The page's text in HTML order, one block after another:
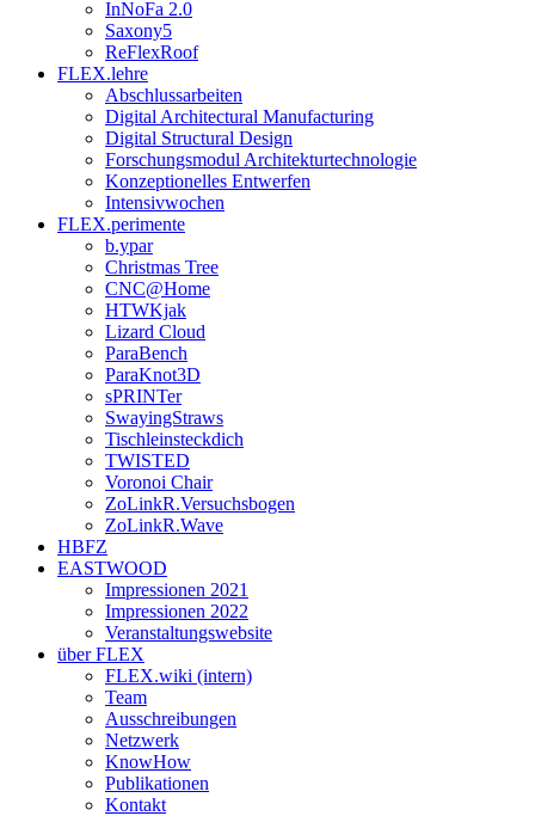
InNoFa 2.0
Saxony5
ReFlexRoof
FLEX.lehre
Abschlussarbeiten
Digital Architectural Manufacturing
Digital Structural Design
Forschungsmodul Architekturtechnologie
Konzeptionelles Entwerfen
Intensivwochen
FLEX.perimente
b.ypar
Christmas Tree
CNC@Home
HTWKjak
Lizard Cloud
ParaBench
ParaKnot3D
sPRINTer
SwayingStraws
Tischleinsteckdich
TWISTED
Voronoi Chair
ZoLinkR.Versuchsbogen
ZoLinkR.Wave
HBFZ
EASTWOOD
Impressionen 2021
Impressionen 2022
Veranstaltungswebsite
über FLEX
FLEX.wiki (intern)
Team
Ausschreibungen
Netzwerk
KnowHow
Publikationen
Kontakt